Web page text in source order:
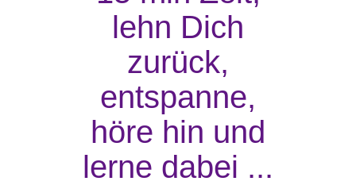
lehn Dich
zurück,
entspanne,
höre hin und
lerne dabei ...